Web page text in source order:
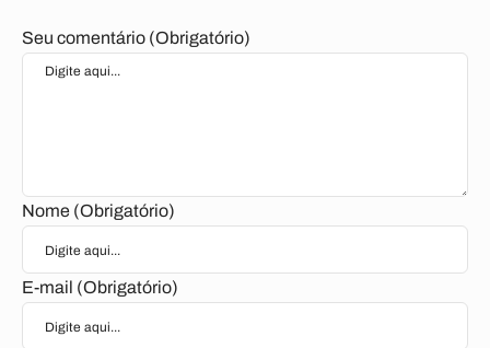
Seu comentário (Obrigatório)
Nome (Obrigatório)
E-mail (Obrigatório)